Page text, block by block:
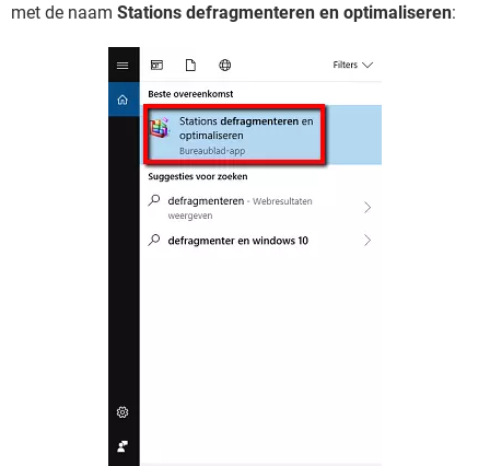
met de naam Stations defragmenteren en optimaliseren: